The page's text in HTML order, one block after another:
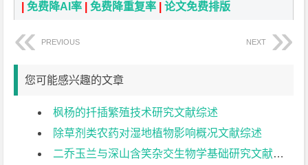
|免费降AI率 |免费降重复率 |论文免费排版
PREVIOUS NEXT
您可能感兴趣的文章
枫杨的扦插繁殖技术研究文献综述
除草剂类农药对湿地植物影响概况文献综述
二乔玉兰与深山含笑杂交生物学基础研究文献综述